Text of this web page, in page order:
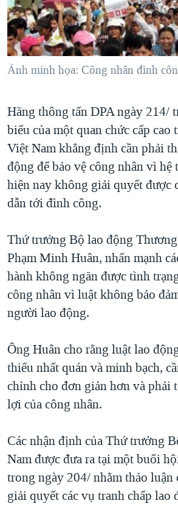
"Tìm"NGƯỜI VIỆT HẢI NGOẠI
ĐỜI SỐNG
KINH TẾ
KHOA HỌC
THỂ THAO
GIÁO DỤC
TẠI
HÀNH TRÌNH BẦU CỬ 2024
MỘT NĂM CHIẾN TRANH TẠI DẢI
GIẢI MÃ VÀNH ĐAI & CON ĐƯỜNG
TRỊNH VĨNH BÌNH - NGƯỜI HẠ 'BÊN
GROUND ZERO – XƯA VÀ NAY
CHI PHÍ CHIẾN TRANH AFGHANISTAN
CÁC GIÁ TRỊ CỘNG HÒA Ở VIỆT NAM
THƯỢNG ĐỈNH TRUMP-KIM TẠI VIỆT
NGƯ DÂN VIỆT VÀ LÀN SÓNG TRỘM
BÊN KIA QUỐC LỘ: TIẾNG VỌNG TỪ
QUAN HỆ VIỆT MỸ
VIDEO
NGHE
MẠNG XÃ HỘI
Ngôn ngữ khác
Ảnh minh họa: Công nhân đình
Hãng thông tấn DPA ngày 214/
biểu của một quan chức cấp
Việt Nam khẳng định cần phải
động để bảo vệ công nhân vì hệ
hiện nay không giải quyết được
dẫn tới đình công.
Thứ trưởng Bộ lao động
Phạm Minh Huân, nhấn mạnh
hành không ngăn được tình
công nhân vì luật không bảo
người lao động.
Ông Huân cho rằng luật lao
thiếu nhất quán và minh bạch,
chỉnh cho đơn giản hơn và phải
lợi của công nhân.
Các nhận định của Thứ trưởng
Nam được đưa ra tại một buổi
trong ngày 204/ nhằm thảo luận
giải quyết các vụ tranh chấp lao